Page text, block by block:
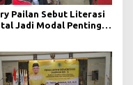
Pailan Sebut Literasi
Jadi Modal Penting